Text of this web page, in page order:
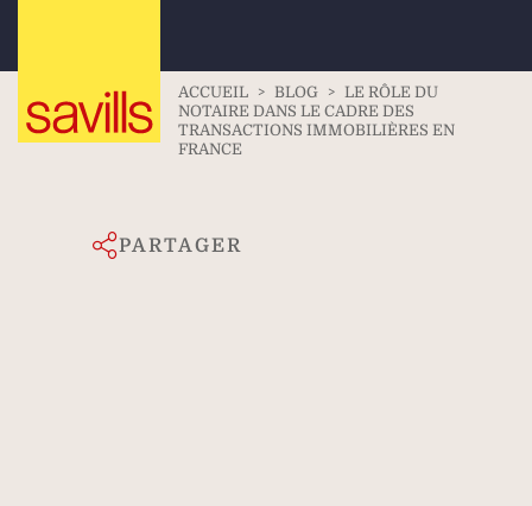
ACCUEIL > BLOG > LE RÔLE DU
NOTAIRE DANS LE CADRE DES
TRANSACTIONS IMMOBILIÈRES EN
FRANCE
PARTAGER